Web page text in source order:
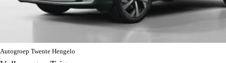
Autogroep Twente Hengelo